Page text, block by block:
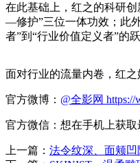
在此基础上，红之的科研
—修护”三位一体功效；此
者”到“行业价值定义者”的跃
面对行业的流量内卷，红
官方微博： @全影网 https://
官方微信：想在手机上获
上一篇： 法令纹深、面颊